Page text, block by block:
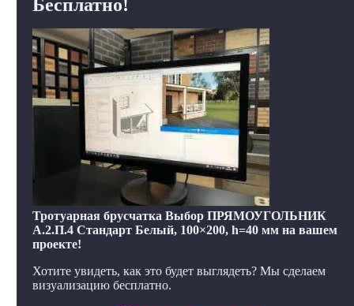
Бесплатно!
Тротуарная брусчатка Выбор ПРЯМОУГОЛЬНИК
А.2.П.4 Стандарт Белый, 100×200, h=40 мм на вашем
проекте!
Хотите увидеть, как это будет выглядеть? Мы сделаем
визуализацию бесплатно.